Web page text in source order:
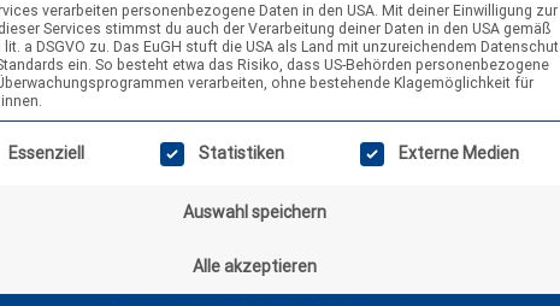
verarbeiten personenbezogene Daten in den USA. Mit deiner Einwilligung zur
Services stimmst du auch der Verarbeitung deiner Daten in den USA gemäß
lit. a DSGVO zu. Das EuGH stuft die USA als Land mit unzureichendem
ein. So besteht etwa das Risiko, dass US-Behörden personenbezogene
verarbeiten, ohne bestehende Klagemöglichkeit für
eine Liste der Service-Gruppen, für die eine Einwilligung erteilt werden
Essenziell Statistiken Externe Medien
Auswahl speichern
Alle akzeptieren